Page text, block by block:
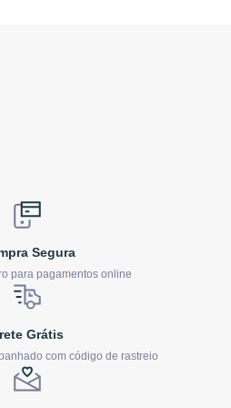
Segura
para pagamentos online
Grátis
com código de rastreio